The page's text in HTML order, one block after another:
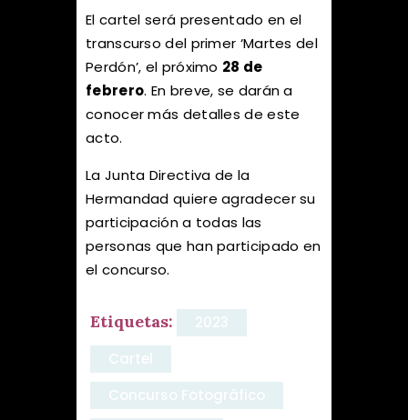
El cartel será presentado en el
transcurso del primer ‘Martes del
Perdón’, el próximo 28 de
febrero. En breve, se darán a
conocer más detalles de este
acto.
La Junta Directiva de la
Hermandad quiere agradecer su
participación a todas las
personas que han participado en
el concurso.
Etiquetas:
2023
Cartel
Concurso Fotográfico